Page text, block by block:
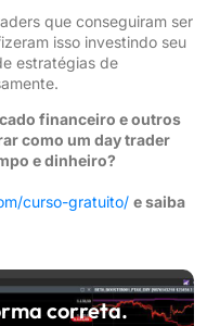
que conseguiram ser
isso investindo seu
estratégias de
financeiro e outros
como um day trader
e dinheiro?
curso-gratuito/ e saiba
correta.